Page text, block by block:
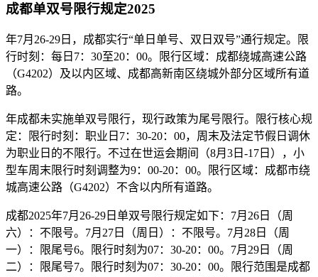
成都单双号限行规定2025
年7月26-29日，成都实行“单日单号、双日双号”通行规定。限
行时刻：每日7：30至20：00。限行区域：成都绕城高速公路
（G4202）及以内区域、成都高新南区绕城外部分区域所有道
路。
年成都未实施单双号限行，现行政策为尾号限行。限行核心规
定：限行时刻：职业日7：30-20：00，周末及法定节假日调休
为职业日的不限行。不过在世运会期间（8月3日-17日），小
型车周末限行时刻调整为9：00-20：00。限行区域：成都市绕
城高速公路（G4202）不含以内所有道路。
成都2025年7月26-29日单双号限行规定如下：7月26日（周
六）：不限号。7月27日（周日）：不限号。7月28日（周
一）：限尾号6。限行时刻为07：30-20：00。7月29日（周
二）：限尾号7。限行时刻为07：30-20：00。限行范围是成都